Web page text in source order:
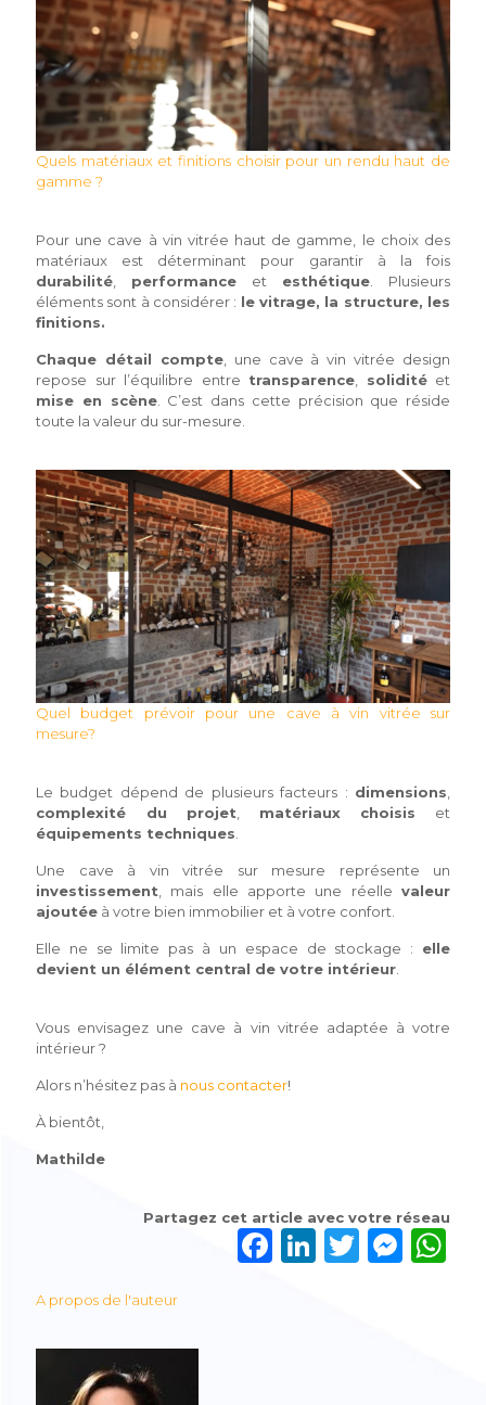
Quels matériaux et finitions choisir pour un rendu haut de
gamme ?
Pour une cave à vin vitrée haut de gamme, le choix des
matériaux est déterminant pour garantir à la fois
durabilité, performance et esthétique. Plusieurs
éléments sont à considérer : le vitrage, la structure, les
finitions.
Chaque détail compte, une cave à vin vitrée design
repose sur l’équilibre entre transparence, soliditéet
mise en scène. C’est dans cette précision que réside
toute la valeur du sur-mesure.
Quel budget prévoir pour une cave à vin vitrée sur
mesure?
Le budget dépend de plusieurs facteurs : dimensions
complexité du projet
matériaux choisis et
équipements techniques
Une cave à vin vitrée sur mesure représente un
investissement , mais elle apporte une réelle valeur
ajoutée à votre bien immobilier et à votre confort.
Elle ne se limite pas à un espace de stockage : elle
devient un élément central de votre intérieur
Vous envisagez une cave à vin vitrée adaptée à votre
intérieur ?
Alors n’hésitez pas à nous contacter!
À bientôt,
Mathilde
Partagez cet article avec votre réseau
F Li T M
A propos de l'auteur